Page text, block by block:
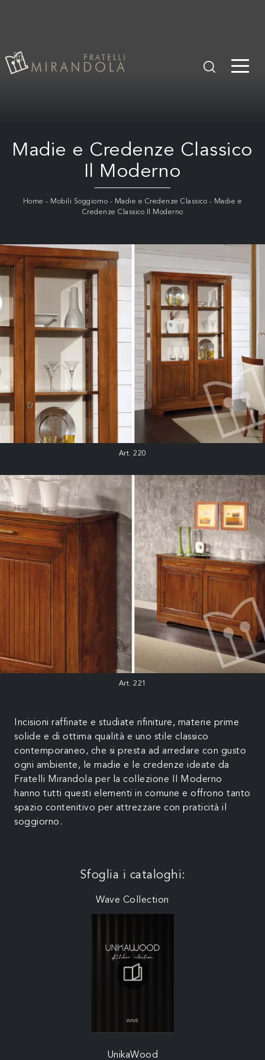
Madie e Credenze Classico
Il Moderno
Home - Mobili Soggiorno - Madie e Credenze Classico - Madie e
Credenze Classico Il Moderno
Art. 220
Art. 221
Incisioni raffinate e studiate rifiniture, materie prime
solide e di ottima qualità e uno stile classico
contemporaneo, che si presta ad arredare con gusto
ogni ambiente, le madie e le credenze ideate da
Fratelli Mirandola per la collezione Il Moderno
hanno tutti questi elementi in comune e offrono tanto
spazio contenitivo per attrezzare con praticità il
soggiorno.
Sfoglia i cataloghi:
Wave Collection
UnikaWood